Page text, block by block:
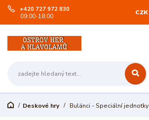
CZK
+420 727 972 830
09:00-18:00
Deskové hry Bulánci - Speciální jednotky